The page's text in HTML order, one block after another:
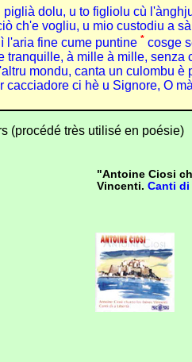
piglià dolu, u to figliolu cù
ch'e vogliu, u mio custodiu a
l'aria fine cume puntine * cosge
tranquille, à mille à mille, senza
mondu, canta un culombu è
cacciadore ci hè u Signore, O
(procédé très utilisé en poésie)
"Antoine Ciosi
Vincenti. Canti di